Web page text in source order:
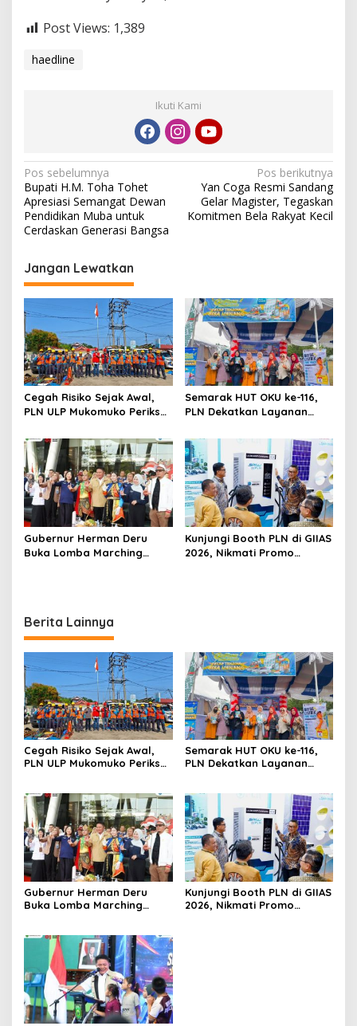
Post Views: 1,389
haedline
Ikuti Kami
N
a
v
i
g
a
s
i
p
o
s
Pos sebelumnya
Bupati H.M. Toha Tohet
Apresiasi Semangat Dewan
Pendidikan Muba untuk
Cerdaskan Generasi Bangsa
Pos berikutnya
Yan Coga Resmi Sandang
Gelar Magister, Tegaskan
Komitmen Bela Rakyat Kecil
Jangan Lewatkan
Cegah Risiko Sejak Awal,
PLN ULP Mukomuko Periksa
secara Rutin
Semarak HUT OKU ke-116,
PLN Dekatkan Layanan
Mobile 2026
Gubernur Herman Deru
Buka Lomba Marching
Kunjungi Booth PLN di GIIAS
2026, Nikmati Promo
Berita Lainnya
Cegah Risiko Sejak Awal,
PLN ULP Mukomuko Periksa
Semarak HUT OKU ke-116,
PLN Dekatkan Layanan
Gubernur Herman Deru
Buka Lomba Marching
dan Kedisiplinan Generasi
Muda
Kunjungi Booth PLN di GIIAS
2026, Nikmati Promo